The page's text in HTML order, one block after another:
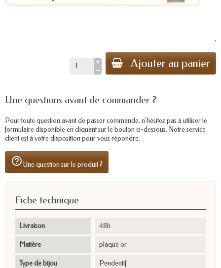
.
Ajouter au panier
Une questions avant de commander ?
Pour toute question avant de passer commande, n'hésitez pas à utiliser le
formulaire disponible en cliquant sur le bouton ci-dessous. Notre service
client est à votre disposition pour vous répondre.
help_outlineUne question sur le produit ?
Fiche technique
Livraison 48h
Matière plaqué or
Type de bijou Pendentif